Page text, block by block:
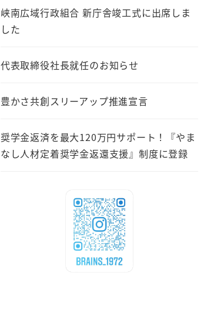
峡南広域行政組合 新庁舎竣工式に出席しま
した
代表取締役社長就任のお知らせ
豊かさ共創スリーアップ推進宣言
奨学金返済を最大120万円サポート！『やま
なし人材定着奨学金返還支援』制度に登録